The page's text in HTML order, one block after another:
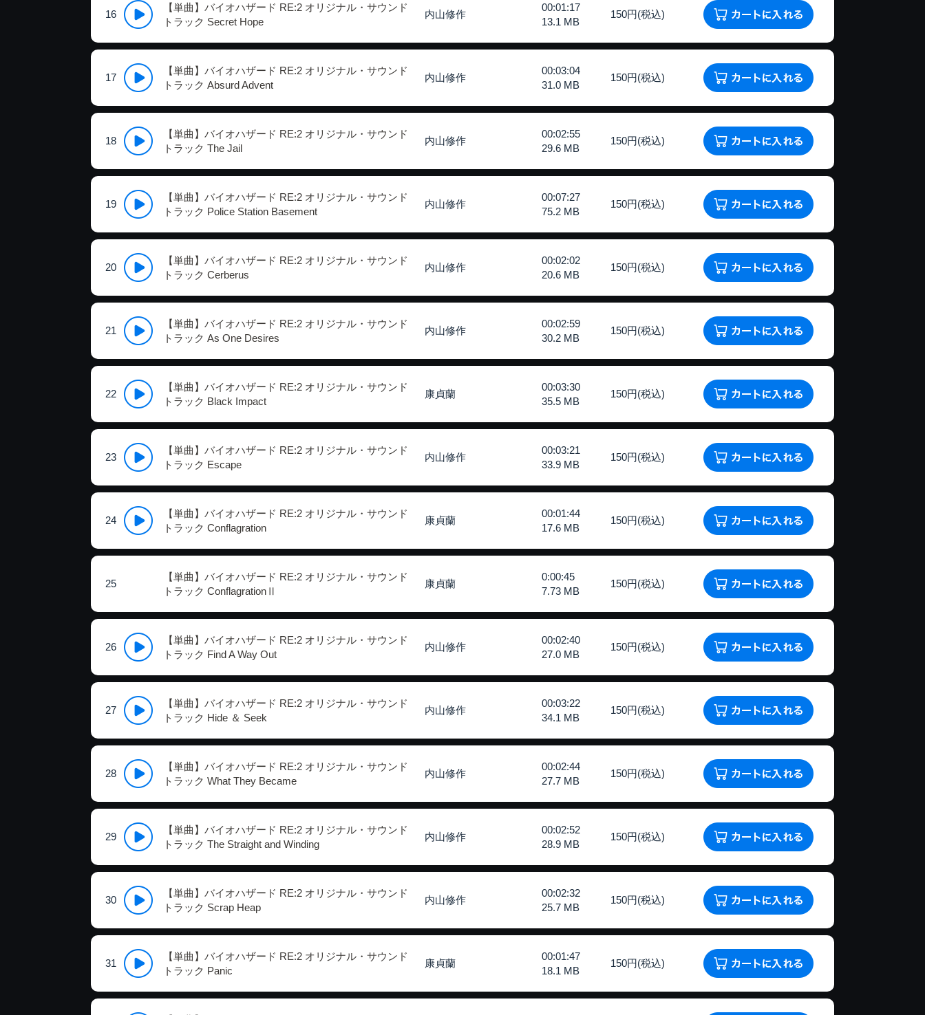
16
【単曲】バイオハザード RE:2 オリジナル・サウンド
トラック Secret Hope
内山修作
00:01:17
13.1 MB
150円(税込)
17
【単曲】バイオハザード RE:2 オリジナル・サウンド
トラック Absurd Advent
内山修作
00:03:04
31.0 MB
150円(税込)
18
【単曲】バイオハザード RE:2 オリジナル・サウンド
トラック The Jail
内山修作
00:02:55
29.6 MB
150円(税込)
19
【単曲】バイオハザード RE:2 オリジナル・サウンド
トラック Police Station Basement
内山修作
00:07:27
75.2 MB
150円(税込)
20
【単曲】バイオハザード RE:2 オリジナル・サウンド
トラック Cerberus
内山修作
00:02:02
20.6 MB
150円(税込)
21
【単曲】バイオハザード RE:2 オリジナル・サウンド
トラック As One Desires
内山修作
00:02:59
30.2 MB
150円(税込)
22
【単曲】バイオハザード RE:2 オリジナル・サウンド
トラック Black Impact
康貞蘭
00:03:30
35.5 MB
150円(税込)
23
【単曲】バイオハザード RE:2 オリジナル・サウンド
トラック Escape
内山修作
00:03:21
33.9 MB
150円(税込)
24
【単曲】バイオハザード RE:2 オリジナル・サウンド
トラック Conflagration
康貞蘭
00:01:44
17.6 MB
150円(税込)
25
【単曲】バイオハザード RE:2 オリジナル・サウンド
トラック ConflagrationⅡ
康貞蘭
0:00:45
7.73 MB
150円(税込)
26
【単曲】バイオハザード RE:2 オリジナル・サウンド
トラック Find A Way Out
内山修作
00:02:40
27.0 MB
150円(税込)
27
【単曲】バイオハザード RE:2 オリジナル・サウンド
トラック Hide ＆ Seek
内山修作
00:03:22
34.1 MB
150円(税込)
28
【単曲】バイオハザード RE:2 オリジナル・サウンド
トラック What They Became
内山修作
00:02:44
27.7 MB
150円(税込)
29
【単曲】バイオハザード RE:2 オリジナル・サウンド
トラック The Straight and Winding
内山修作
00:02:52
28.9 MB
150円(税込)
30
【単曲】バイオハザード RE:2 オリジナル・サウンド
トラック Scrap Heap
内山修作
00:02:32
25.7 MB
150円(税込)
31
【単曲】バイオハザード RE:2 オリジナル・サウンド
トラック Panic
康貞蘭
00:01:47
18.1 MB
150円(税込)